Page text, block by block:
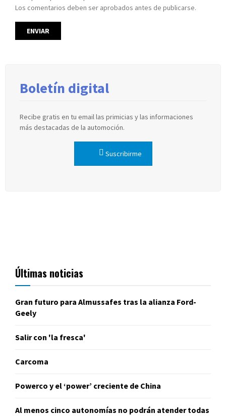
Los comentarios deben ser aprobados antes de publicarse.
Boletín digital
Recibe gratis en tu email las primicias y las informaciones
más destacadas de la automoción.
Suscribirme
Últimas noticias
Gran futuro para Almussafes tras la alianza Ford-
Geely
Salir con 'la fresca'
Carcoma
Powerco y el ‘power’ creciente de China
Al menos cinco autonomías no podrán atender todas